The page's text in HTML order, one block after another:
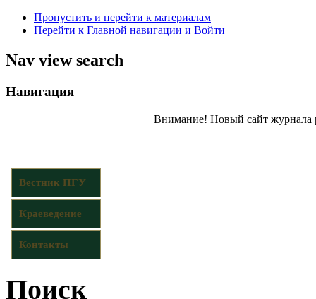
Пропустить и перейти к материалам
Перейти к Главной навигации и Войти
Nav view search
Навигация
Внимание! Новый сайт журнала
Вестник ПГУ
Краеведение
Контакты
Поиск